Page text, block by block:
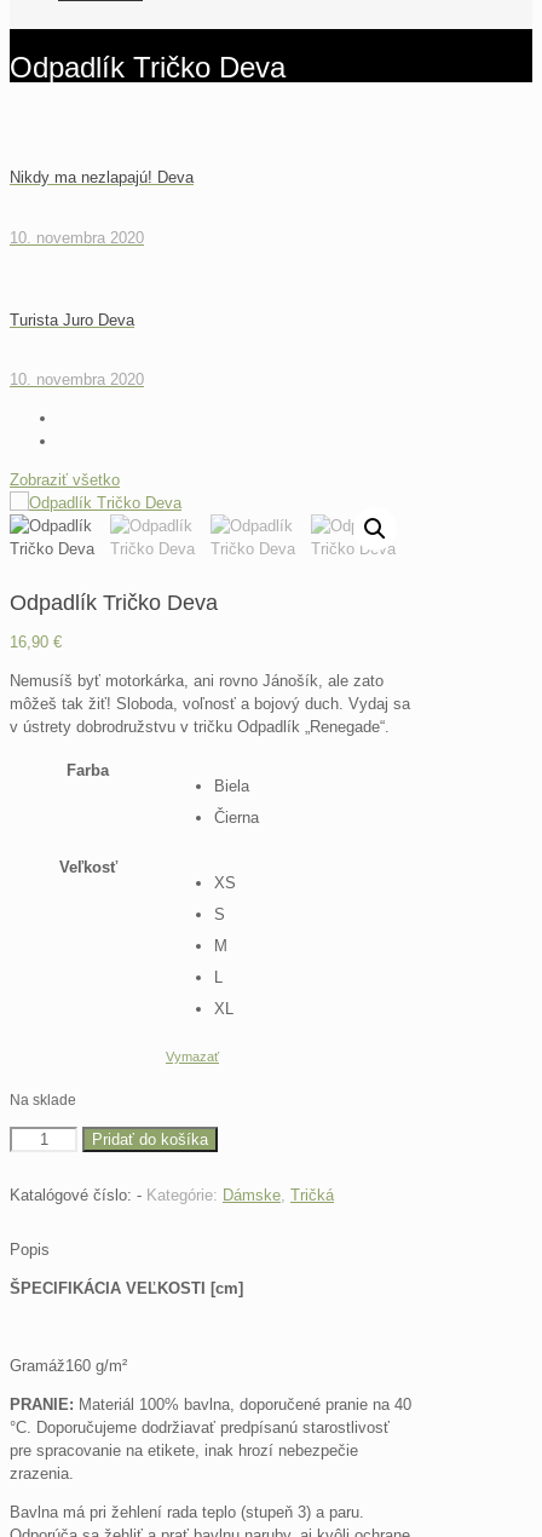
Odpadlík Tričko Deva
Nikdy ma nezlapajú! Deva
10. novembra 2020
Turista Juro Deva
10. novembra 2020
Zobraziť všetko
Odpadlík Tričko Deva
16,90 €
Nemusíš byť motorkárka, ani rovno Jánošík, ale zato
môžeš tak žiť! Sloboda, voľnosť a bojový duch. Vydaj sa
v ústrety dobrodružstvu v tričku Odpadlík „Renegade“.
Farba
Biela
Čierna
Veľkosť
XS
S
M
L
XL
Vymazať
Na sklade
množstvo
Deva
Pridať do košíka
Katalógové číslo: - Kategórie: Dámske, Tričká
Popis
ŠPECIFIKÁCIA VEĽKOSTI [cm]
Gramáž160 g/m²
PRANIE: Materiál 100% bavlna, doporučené pranie na 40
°C. Doporučujeme dodržiavať predpísanú starostlivosť
pre spracovanie na etikete, inak hrozí nebezpečie
zrazenia.
Bavlna má pri žehlení rada teplo (stupeň 3) a paru.